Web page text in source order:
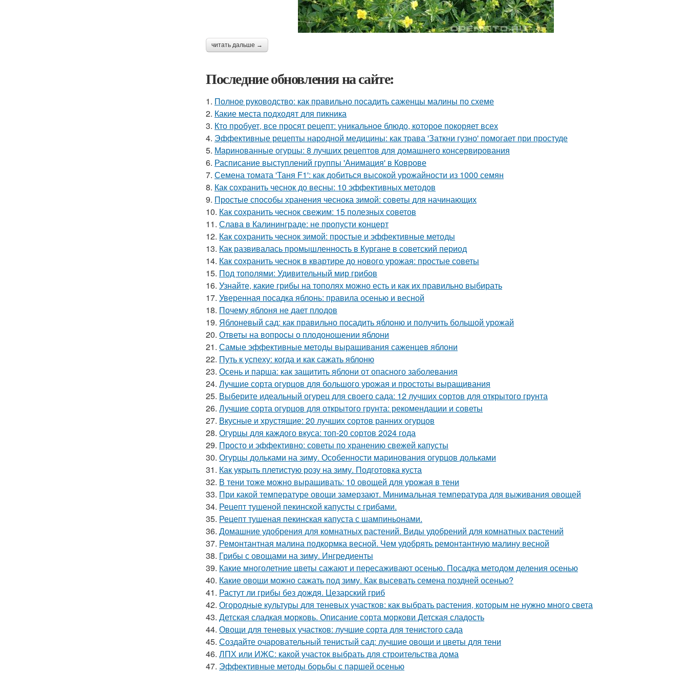
читать дальше →
Последние обновления на сайте:
1. Полное руководство: как правильно посадить саженцы малины по схеме
2. Какие места подходят для пикника
3. Кто пробует, все просят рецепт: уникальное блюдо, которое покоряет всех
4. Эффективные рецепты народной медицины: как трава 'Заткни гузно' помогает при простуде
5. Маринованные огурцы: 8 лучших рецептов для домашнего консервирования
6. Расписание выступлений группы 'Анимация' в Коврове
7. Семена томата 'Таня F1': как добиться высокой урожайности из 1000 семян
8. Как сохранить чеснок до весны: 10 эффективных методов
9. Простые способы хранения чеснока зимой: советы для начинающих
10. Как сохранить чеснок свежим: 15 полезных советов
11. Слава в Калининграде: не пропусти концерт
12. Как сохранить чеснок зимой: простые и эффективные методы
13. Как развивалась промышленность в Кургане в советский период
14. Как сохранить чеснок в квартире до нового урожая: простые советы
15. Под тополями: Удивительный мир грибов
16. Узнайте, какие грибы на тополях можно есть и как их правильно выбирать
17. Уверенная посадка яблонь: правила осенью и весной
18. Почему яблоня не дает плодов
19. Яблоневый сад: как правильно посадить яблоню и получить большой урожай
20. Ответы на вопросы о плодоношении яблони
21. Самые эффективные методы выращивания саженцев яблони
22. Путь к успеху: когда и как сажать яблоню
23. Осень и парша: как защитить яблони от опасного заболевания
24. Лучшие сорта огурцов для большого урожая и простоты выращивания
25. Выберите идеальный огурец для своего сада: 12 лучших сортов для открытого грунта
26. Лучшие сорта огурцов для открытого грунта: рекомендации и советы
27. Вкусные и хрустящие: 20 лучших сортов ранних огурцов
28. Огурцы для каждого вкуса: топ-20 сортов 2024 года
29. Просто и эффективно: советы по хранению свежей капусты
30. Огурцы дольками на зиму. Особенности маринования огурцов дольками
31. Как укрыть плетистую розу на зиму. Подготовка куста
32. В тени тоже можно выращивать: 10 овощей для урожая в тени
33. При какой температуре овощи замерзают. Минимальная температура для выживания овощей
34. Рецепт тушеной пекинской капусты с грибами.
35. Рецепт тушеная пекинская капуста с шампиньонами.
36. Домашние удобрения для комнатных растений. Виды удобрений для комнатных растений
37. Ремонтантная малина подкормка весной. Чем удобрять ремонтантную малину весной
38. Грибы с овощами на зиму. Ингредиенты
39. Какие многолетние цветы сажают и пересаживают осенью. Посадка методом деления осенью
40. Какие овощи можно сажать под зиму. Как высевать семена поздней осенью?
41. Растут ли грибы без дождя. Цезарский гриб
42. Огородные культуры для теневых участков: как выбрать растения, которым не нужно много света
43. Детская сладкая морковь. Описание сорта моркови Детская сладость
44. Овощи для теневых участков: лучшие сорта для тенистого сада
45. Создайте очаровательный тенистый сад: лучшие овощи и цветы для тени
46. ЛПХ или ИЖС: какой участок выбрать для строительства дома
47. Эффективные методы борьбы с паршей осенью